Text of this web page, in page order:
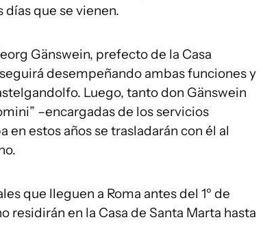
que se vienen.
Gänswein, prefecto de la Casa
desempeñando ambas funciones y
Luego, tanto don Gänswein
–encargadas de los servicios
estos años se trasladarán con él al
que lleguen a Roma antes del 1º de
residirán en la Casa de Santa Marta hasta